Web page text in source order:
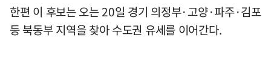
한편 이 후보는 오는 20일 경기 의정부·고양·파주·김포
등 북동부 지역을 찾아 수도권 유세를 이어간다.